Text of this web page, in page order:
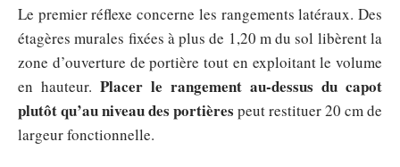
Le premier réflexe concerne les rangements latéraux. Des
étagères murales fixées à plus de 1,20 m du sol libèrent la
zone d’ouverture de portière tout en exploitant le volume
en hauteur. Placer le rangement au-dessus du capot
plutôt qu’au niveau des portières peut restituer 20 cm de
largeur fonctionnelle.